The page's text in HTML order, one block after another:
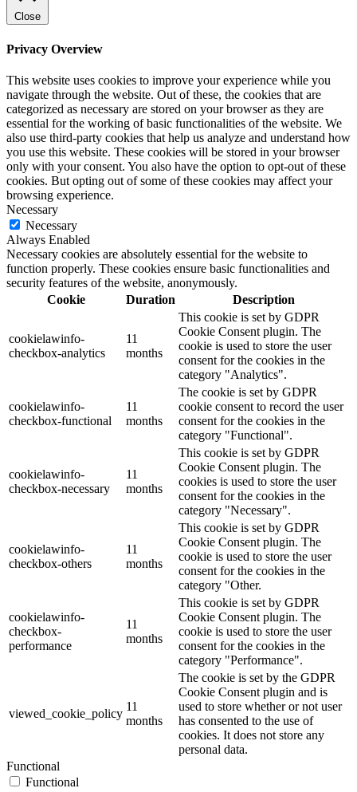
Close
Privacy Overview
This website uses cookies to improve your experience while you
navigate through the website. Out of these, the cookies that are
categorized as necessary are stored on your browser as they are
essential for the working of basic functionalities of the website. We
also use third-party cookies that help us analyze and understand how
you use this website. These cookies will be stored in your browser
only with your consent. You also have the option to opt-out of these
cookies. But opting out of some of these cookies may affect your
browsing experience.
Necessary
Necessary
Always Enabled
Necessary cookies are absolutely essential for the website to
function properly. These cookies ensure basic functionalities and
security features of the website, anonymously.
Cookie
Duration Description
cookielawinfo-
checkbox-analytics
11
months
This cookie is set by GDPR
Cookie Consent plugin. The
cookie is used to store the user
consent for the cookies in the
category "Analytics".
cookielawinfo-
checkbox-functional
11
months
The cookie is set by GDPR
cookie consent to record the user
consent for the cookies in the
category "Functional".
cookielawinfo-
checkbox-necessary
11
months
This cookie is set by GDPR
Cookie Consent plugin. The
cookies is used to store the user
consent for the cookies in the
category "Necessary".
cookielawinfo-
checkbox-others
11
months
This cookie is set by GDPR
Cookie Consent plugin. The
cookie is used to store the user
consent for the cookies in the
category "Other.
cookielawinfo-
checkbox-
performance
11
months
This cookie is set by GDPR
Cookie Consent plugin. The
cookie is used to store the user
consent for the cookies in the
category "Performance".
viewed_cookie_policy
11
months
The cookie is set by the GDPR
Cookie Consent plugin and is
used to store whether or not user
has consented to the use of
cookies. It does not store any
personal data.
Functional
Functional